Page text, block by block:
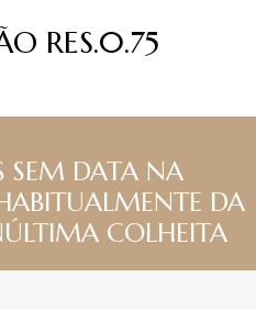
RES.0.75
SEM DATA NA
DA
COLHEITA